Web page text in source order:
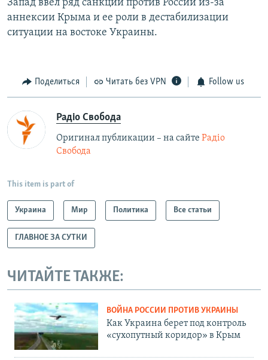
Запад ввел ряд санкций против России из-за
аннексии Крыма и ее роли в дестабилизации
ситуации на востоке Украины.
Поделиться Читать без VPN Follow us
Радіо Свобода
Оригинал публикации – на сайте Радіо
Свобода
This item is part of
Украина Мир Политика Все статьи
ГЛАВНОЕ ЗА СУТКИ
ЧИТАЙТЕ ТАКЖЕ:
ВОЙНА РОССИИ ПРОТИВ УКРАИНЫ
Как Украина берет под контроль
«сухопутный коридор» в Крым